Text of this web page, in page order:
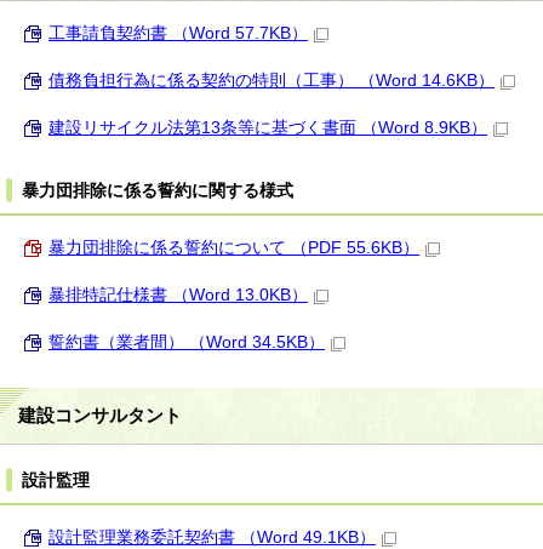
工事請負契約書 （Word 57.7KB）
債務負担行為に係る契約の特則（工事） （Word 14.6KB）
建設リサイクル法第13条等に基づく書面 （Word 8.9KB）
暴力団排除に係る誓約に関する様式
暴力団排除に係る誓約について （PDF 55.6KB）
暴排特記仕様書 （Word 13.0KB）
誓約書（業者間） （Word 34.5KB）
建設コンサルタント
設計監理
設計監理業務委託契約書 （Word 49.1KB）